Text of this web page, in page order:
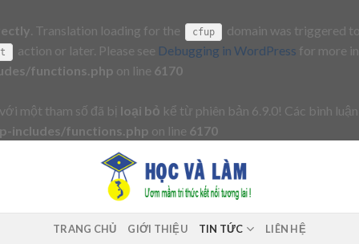
. Translation loading for the cfup
domain was triggered
action or later. Please see Debugging in WordPress for more
functions.php on line 6170
một tham số đã bị loại bỏ kể từ phiên bản 6.9.0! Các bình
includes/functions.php on line 6170
TRANG CHỦ GIỚI THIỆU TIN TỨC LIÊN HỆ